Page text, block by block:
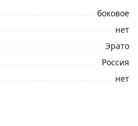
боковое
нет
Эрато
Россия
нет